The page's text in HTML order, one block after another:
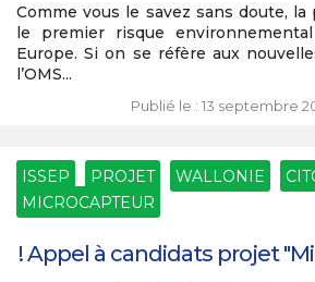
Comme vous le savez sans doute,
le premier risque
Europe. Si on se réfère aux
l’OMS...
Publié le : 13 septembre
ISSEP PROJET WALLONIE
MICROCAPTEUR
! Appel à candidats projet